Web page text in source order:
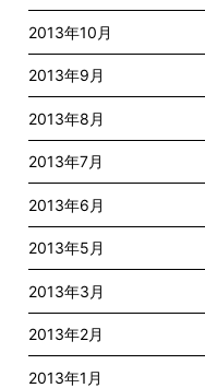
2013年10月
2013年9月
2013年8月
2013年7月
2013年6月
2013年5月
2013年3月
2013年2月
2013年1月